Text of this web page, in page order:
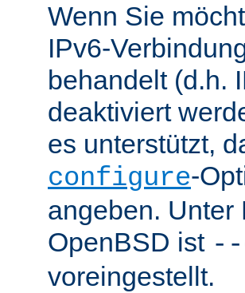
Wenn Sie
IPv6-
behandelt (d.h.
deaktiviert
es unterstützt,
configure-
angeben. Unter
OpenBSD ist --
voreingestellt.